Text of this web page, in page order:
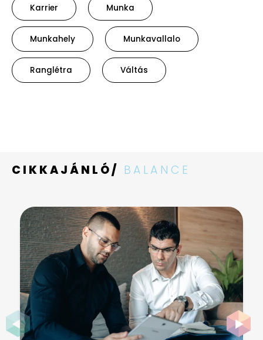
Karrier Munka
Munkahely Munkavallalo
Ranglétra Váltás
CIKKAJÁNLÓ/ BALANCE